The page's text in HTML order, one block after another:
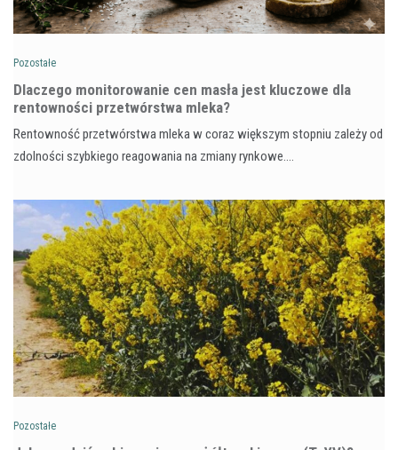
Pozostałe
Dlaczego monitorowanie cen masła jest kluczowe dla
rentowności przetwórstwa mleka?
Rentowność przetwórstwa mleka w coraz większym stopniu zależy od
zdolności szybkiego reagowania na zmiany rynkowe.…
Pozostałe